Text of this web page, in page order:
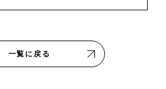
一覧に戻る